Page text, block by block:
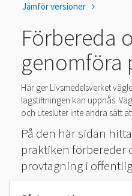
Jämför versioner
Förbereda
genomföra
Här ger Livsmedelsverket
lagstiftningen kan uppnås.
och utesluter inte andra sätt
På den här sidan
praktiken förbereder
provtagning i